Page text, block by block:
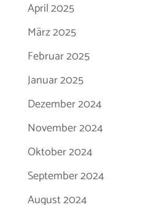
April 2025
März 2025
Februar 2025
Januar 2025
Dezember 2024
November 2024
Oktober 2024
September 2024
August 2024